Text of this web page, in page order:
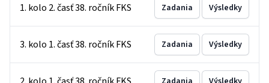
1. kolo 2. časť 38. ročník FKS Zadania Výsledky
3. kolo 1. časť 38. ročník FKS Zadania Výsledky